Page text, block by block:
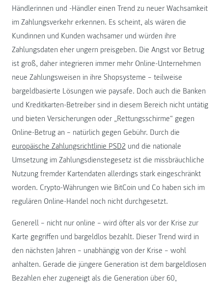
Händlerinnen und -Händler einen Trend zu neuer Wachsamkeit
im Zahlungsverkehr erkennen. Es scheint, als wären die
Kundinnen und Kunden wachsamer und würden ihre
Zahlungsdaten eher ungern preisgeben. Die Angst vor Betrug
ist groß, daher integrieren immer mehr Online-Unternehmen
neue Zahlungsweisen in ihre Shopsysteme – teilweise
bargeldbasierte Lösungen wie paysafe. Doch auch die Banken
und Kreditkarten-Betreiber sind in diesem Bereich nicht untätig
und bieten Versicherungen oder „Rettungsschirme“ gegen
Online-Betrug an – natürlich gegen Gebühr. Durch die
europäische Zahlungsrichtlinie PSD2 und die nationale
Umsetzung im Zahlungsdienstegesetz ist die missbräuchliche
Nutzung fremder Kartendaten allerdings stark eingeschränkt
worden. Crypto-Währungen wie BitCoin und Co haben sich im
regulären Online-Handel noch nicht durchgesetzt.
Generell – nicht nur online – wird öfter als vor der Krise zur
Karte gegriffen und bargeldlos bezahlt. Dieser Trend wird in
den nächsten Jahren – unabhängig von der Krise – wohl
anhalten. Gerade die jüngere Generation ist dem bargeldlosen
Bezahlen eher zugeneigt als die Generation über 60,